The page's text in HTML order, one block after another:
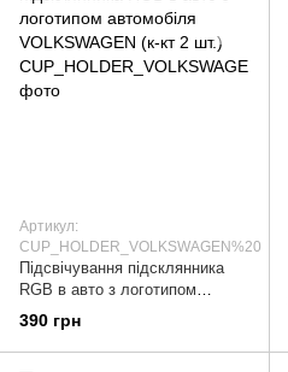
Артикул:
CUP_HOLDER_VOLKSWAGEN%20
Підсвічування підсклянника
RGB в авто з логотипом
автомобіля VOLKSWAGEN (к-
кт 2 шт.)
390 грн